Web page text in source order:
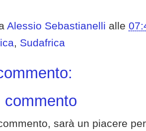
Alessio Sebastianelli alle
, Sudafrica
commento
sarà un piacere